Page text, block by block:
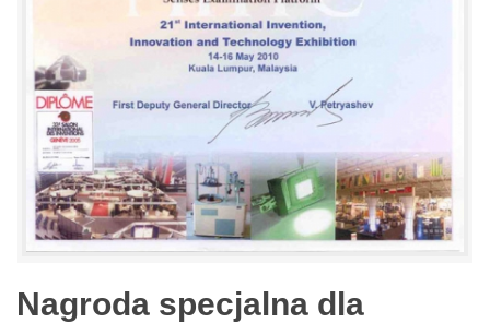
Nagroda specjalna dla